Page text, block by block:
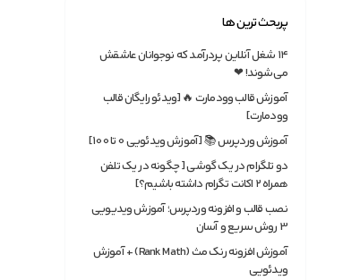
پربحث ترین ها
۱۴ شغل آنلاین پردرآمد که نوجوانان عاشقش
می‌شوند! ❤
آموزش قالب وودمارت 🔥 [ویدئو رایگان قالب
وودمارت]
آموزش وردپرس 📚 [آموزش ویدئویی 0 تا 100]
دو تلگرام در یک گوشی [ چگونه در یک تلفن
همراه ۲ اکانت تگرام داشته باشیم؟]
نصب قالب و افزونه وردپرس؛ آموزش ویدیویی
3 روش سریع و آسان
آموزش افزونه رنک مث (Rank Math) + آموزش
ویدئویی